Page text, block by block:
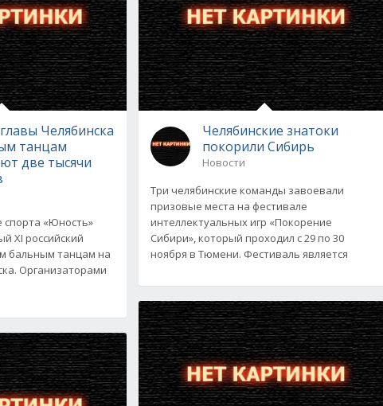
Челябинска
танцам
две тысячи
спорта «Юность»
XI российский
бальным танцам на
Организаторами
Челябинские знатоки
покорили Сибирь
Новости
Три челябинские команды завоевали
призовые места на фестивале
интеллектуальных игр «Покорение
Сибири», который проходил с 29 по 30
ноября в Тюмени. Фестиваль является